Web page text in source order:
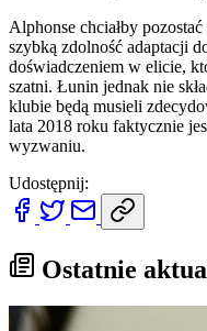
Alphonse chciałby
szybką zdolność adaptacji
doświadczeniem w elicie,
szatni. Łunin jednak nie
klubie będą musieli
lata 2018 roku faktycznie
wyzwaniu.
Udostępnij:
Ostatnie